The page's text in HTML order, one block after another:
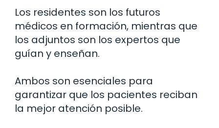
Los residentes son los futuros
médicos en formación, mientras que
los adjuntos son los expertos que
guían y enseñan.
Ambos son esenciales para
garantizar que los pacientes reciban
la mejor atención posible.